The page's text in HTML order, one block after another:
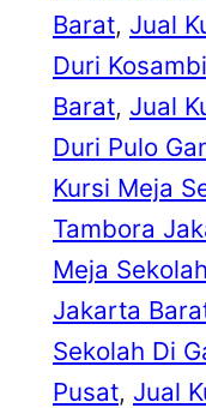
Barat, Jual
Duri
Barat, Jual
Duri Pulo
Kursi Meja
Tambora
Meja
Jakarta
Sekolah Di
Pusat, Jual